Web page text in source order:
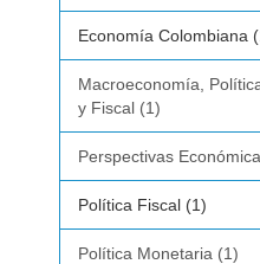
Economía Colombiana
Macroeconomía,
y Fiscal (1)
Perspectivas
Política Fiscal (1)
Política Monetaria (1)